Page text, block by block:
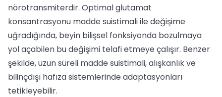
nörotransmiterdir. Optimal glutamat
konsantrasyonu madde suistimali ile değişime
uğradığında, beyin bilişsel fonksiyonda bozulmaya
yol açabilen bu değişimi telafi etmeye çalışır. Benzer
şekilde, uzun süreli madde suistimali, alışkanlık ve
bilinçdışı hafıza sistemlerinde adaptasyonları
tetikleyebilir.